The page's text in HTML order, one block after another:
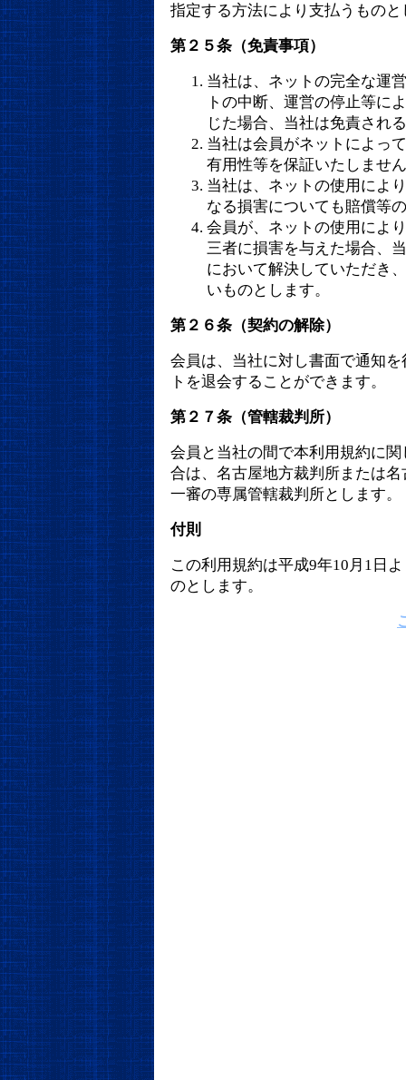
指定する方法により支払うものと
第２５条（免責事項）
当社は、ネットの完全な運
トの中断、運営の停止等に
じた場合、当社は免責され
当社は会員がネットによっ
有用性等を保証いたしませ
当社は、ネットの使用によ
なる損害についても賠償等
会員が、ネットの使用によ
三者に損害を与えた場合、
において解決していただき
いものとします。
第２６条（契約の解除）
会員は、当社に対し書面で通知
トを退会することができます。
第２７条（管轄裁判所）
会員と当社の間で本利用規約に
合は、名古屋地方裁判所または
一審の専属管轄裁判所とします。
付則
この利用規約は平成9年10月1日
のとします。